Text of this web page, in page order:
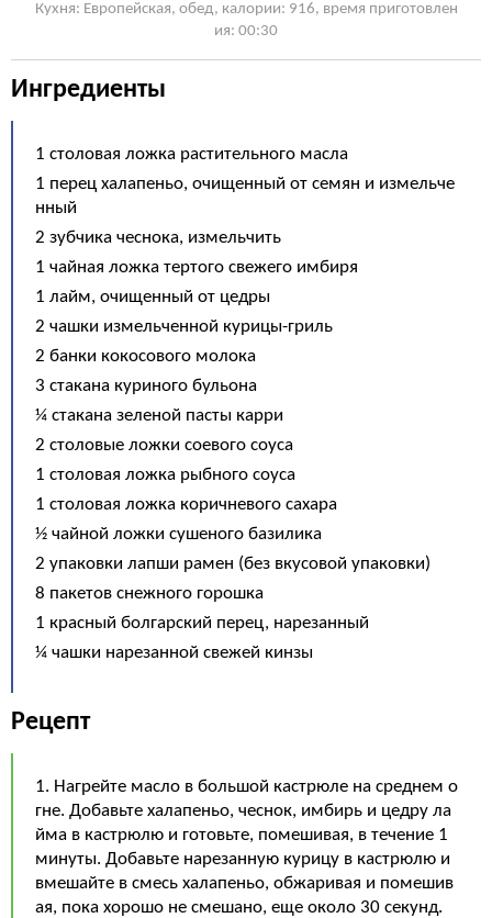
Кухня: Европейская, обед, калории: 916, время приготовлен
ия: 00:30
Ингредиенты
1 столовая ложка растительного масла
1 перец халапеньо, очищенный от семян и измельче
нный
2 зубчика чеснока, измельчить
1 чайная ложка тертого свежего имбиря
1 лайм, очищенный от цедры
2 чашки измельченной курицы-гриль
2 банки кокосового молока
3 стакана куриного бульона
¼ стакана зеленой пасты карри
2 столовые ложки соевого соуса
1 столовая ложка рыбного соуса
1 столовая ложка коричневого сахара
½ чайной ложки сушеного базилика
2 упаковки лапши рамен (без вкусовой упаковки)
8 пакетов снежного горошка
1 красный болгарский перец, нарезанный
¼ чашки нарезанной свежей кинзы
Рецепт
1. Нагрейте масло в большой кастрюле на среднем о
гне. Добавьте халапеньо, чеснок, имбирь и цедру ла
йма в кастрюлю и готовьте, помешивая, в течение 1
минуты. Добавьте нарезанную курицу в кастрюлю и
вмешайте в смесь халапеньо, обжаривая и помешив
ая, пока хорошо не смешано, еще около 30 секунд.